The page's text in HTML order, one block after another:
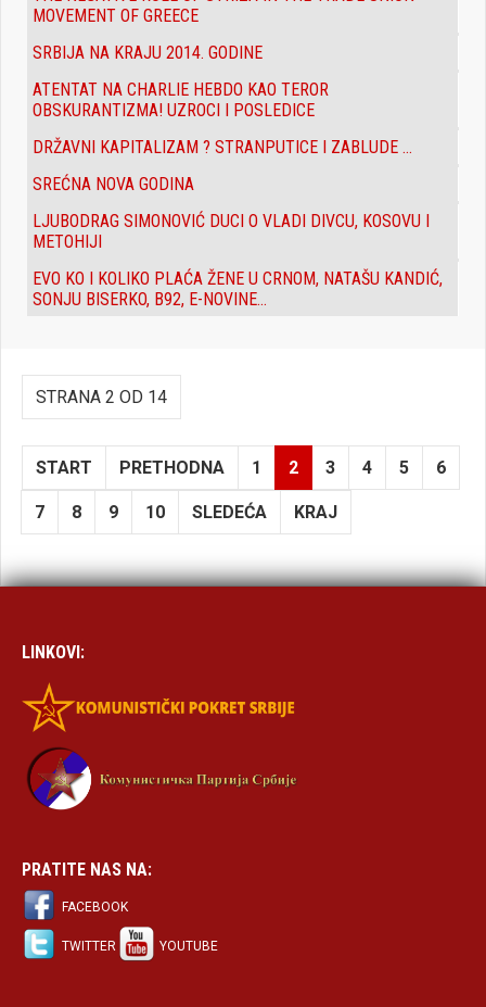
MOVEMENT OF GREECE
SRBIJA NA KRAJU 2014. GODINE
ATENTAT NA CHARLIE HEBDO KAO TEROR
OBSKURANTIZMA! UZROCI I POSLEDICE
DRŽAVNI KAPITALIZAM ? STRANPUTICE I ZABLUDE ...
SREĆNA NOVA GODINA
LJUBODRAG SIMONOVIĆ DUCI O VLADI DIVCU, KOSOVU I
METOHIJI
EVO KO I KOLIKO PLAĆA ŽENE U CRNOM, NATAŠU KANDIĆ,
SONJU BISERKO, B92, E-NOVINE...
STRANA 2 OD 14
START PRETHODNA 1 2 3 4 5 6
7 8 9 10 SLEDEĆA KRAJ
LINKOVI:
PRATITE NAS NA:
FACEBOOK
TWITTER YOUTUBE